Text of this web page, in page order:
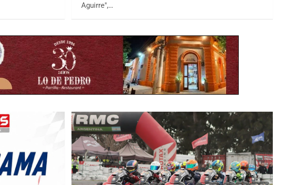
Aguirre",…